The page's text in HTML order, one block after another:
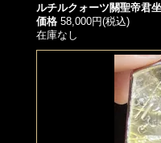
ルチルクォーツ關聖帝君
価格 58,000円(税込)
在庫なし